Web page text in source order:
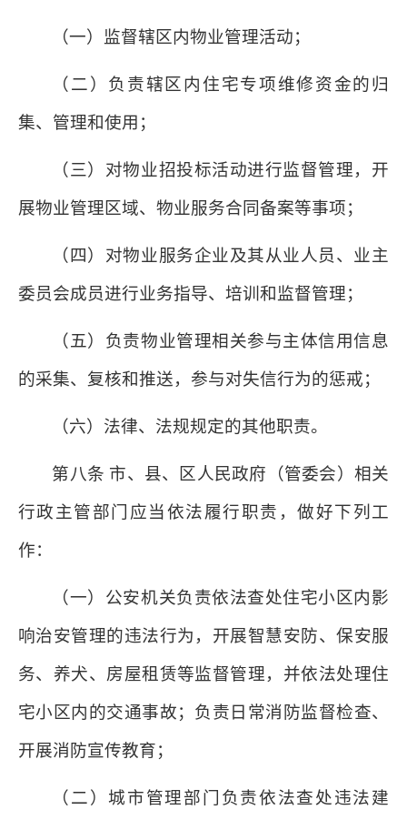
（一）监督辖区内物业管理活动；
（二）负责辖区内住宅专项维修资金的归
集、管理和使用；
（三）对物业招投标活动进行监督管理，开
展物业管理区域、物业服务合同备案等事项；
（四）对物业服务企业及其从业人员、业主
委员会成员进行业务指导、培训和监督管理；
（五）负责物业管理相关参与主体信用信息
的采集、复核和推送，参与对失信行为的惩戒；
（六）法律、法规规定的其他职责。
第八条 市、县、区人民政府（管委会）相关
行政主管部门应当依法履行职责，做好下列工
作：
（一）公安机关负责依法查处住宅小区内影
响治安管理的违法行为，开展智慧安防、保安服
务、养犬、房屋租赁等监督管理，并依法处理住
宅小区内的交通事故；负责日常消防监督检查、
开展消防宣传教育；
（二）城市管理部门负责依法查处违法建